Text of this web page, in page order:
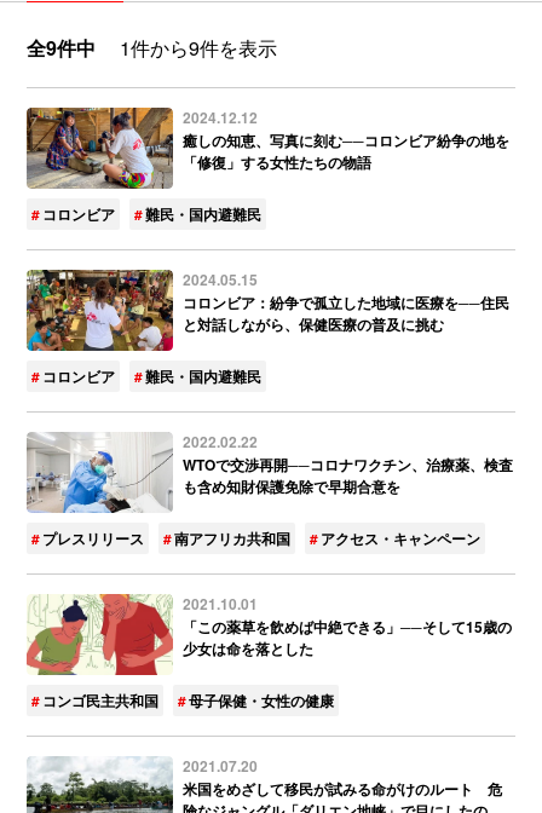
全9件中 1件から9件を表示
2024.12.12
癒しの知恵、写真に刻む──コロンビア紛争の地を
「修復」する女性たちの物語
コロンビア 難民・国内避難民
2024.05.15
コロンビア：紛争で孤立した地域に医療を──住民
と対話しながら、保健医療の普及に挑む
コロンビア 難民・国内避難民
2022.02.22
WTOで交渉再開──コロナワクチン、治療薬、検査
も含め知財保護免除で早期合意を
プレスリリース 南アフリカ共和国 アクセス・キャンペーン
2021.10.01
「この薬草を飲めば中絶できる」──そして15歳の
少女は命を落とした
コンゴ民主共和国 母子保健・女性の健康
2021.07.20
米国をめざして移民が試みる命がけのルート 危